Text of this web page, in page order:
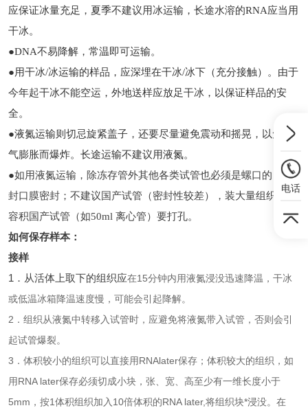
应保证冰量充足，夏季不建议用冰运输，长途水溶的RNA应当用
干冰。
●DNA不易降解，常温即可运输。
●用干冰/冰运输的样品，应深埋在干冰/冰下（充分接触）。由于
今年起干冰不能空运，外地送样应放足干冰，以保证样品的安
全。
●液氮运输则切忌旋紧盖子，还要尽量避免震动和摇晃，以免氮
气膨胀而爆炸。长途运输不建议用液氮。
●如用液氮运输，除冻存管外其他各类试管也必须是螺口的，用
封口膜密封；不建议国产试管（密封性较差），装大量组织的大
容积国产试管（如50ml 离心管）要打孔。
如何保存样本：
接样
1 ．从活体上取下的组织应在15分钟内用液氮浸没迅速降温，干冰
或低温冰箱降温速度慢，可能会引起降解。
2 ．组织从液氮中转移入试管时，应避免将液氮带入试管，否则会引
起试管爆裂。
3 ．体积较小的组织可以直接用RNAlater保存；体积较大的组织，如
用RNA later保存必须切成小块，张、宽、高至少有一维长度小于
5mm ，按1体积组织加入 10倍体积的RNA later,将组织块*浸没。在
电话